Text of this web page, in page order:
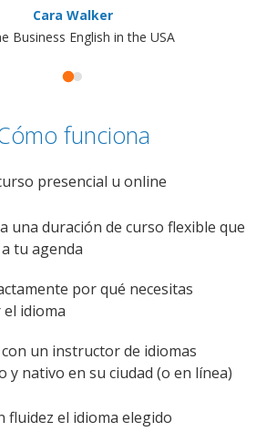
Cara Walker
Business English in the USA
funciona
presencial u online
una duración de curso flexible que
tu agenda
por qué necesitas
idioma
un instructor de idiomas
y nativo en su ciudad (o en línea)
fluidez el idioma elegido